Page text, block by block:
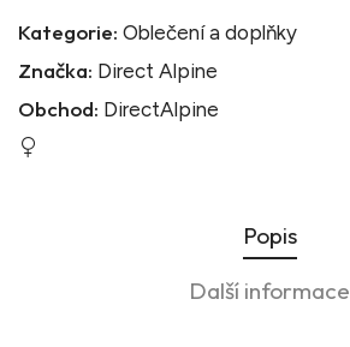
Kategorie: Oblečení a doplňky
Značka: Direct Alpine
Obchod: DirectAlpine
Popis
Další informace